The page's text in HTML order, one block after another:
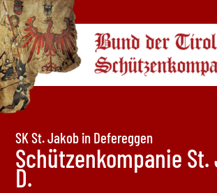
SK St. Jakob in Defereggen
Schützenkompanie St.
D.